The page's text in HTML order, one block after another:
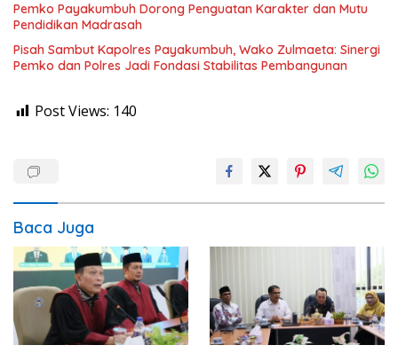
Pemko Payakumbuh Dorong Penguatan Karakter dan Mutu
Pendidikan Madrasah
Pisah Sambut Kapolres Payakumbuh, Wako Zulmaeta: Sinergi
Pemko dan Polres Jadi Fondasi Stabilitas Pembangunan
Post Views: 140
Baca Juga